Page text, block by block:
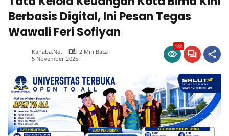
Berbasis Digital, Ini Pesan Tegas
Wawali Feri Sofiyan
Kahaba.net
2 Min Baca
5 November 2025
180